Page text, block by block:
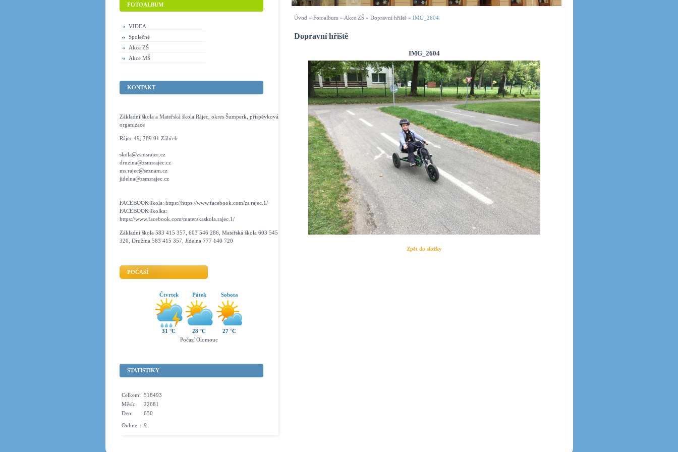
Úvod » Fotoalbum » Akce ZŠ » Dopravní hřiště » IMG_2604
Dopravní hřiště
IMG_2604
Zpět do složky
FOTOALBUM
VIDEA
Společné
Akce ZŠ
Akce MŠ
KONTAKT
Základní škola a Mateřská škola Rájec, okres Šumperk, příspěvková
organizace
Rájec 49, 789 01 Zábřeh
skola@zsmsrajec.cz
druzina@zsmsrajec.cz
ms.rajec@seznam.cz
jidelna@zsmsrajec.cz
FACEBOOK škola: https://https://www.facebook.com/zs.rajec.1/
FACEBOOK školka:
https://www.facebook.com/materskaskola.rajec.1/
Základní škola 583 415 357, 603 546 286, Mateřská škola 603 545
320, Družina 583 415 357, Jídelna 777 140 720
POČASÍ
Čtvrtek
31 °C
Pátek
28 °C
Sobota
27 °C
Počasí Olomouc
STATISTIKY
Online: 9
Celkem: 518493
Měsíc:
22681
Den:
650